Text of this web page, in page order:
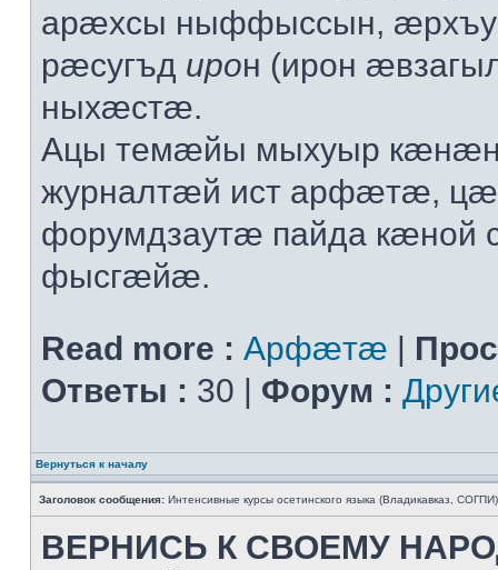
арæхсы ныффыссын,
рæсугъд ирон (ирон
ныхæстæ.
Ацы темæйы мыхуыр
журналтæй ист арфæтæ,
форумдзаутæ пайда
фысгæйæ.
Read more : Арфæтæ |
Ответы : 30 | Форум :
Вернуться к началу
Заголовок сообщения: Интенсивные курсы осетинского языка (Владикавказ, СОГПИ)
ВЕРНИСЬ К СВОЕМУ